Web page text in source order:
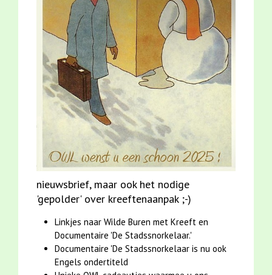
nieuwsbrief, maar ook het nodige
'gepolder' over kreeftenaanpak ;-)
Linkjes naar Wilde Buren met Kreeft en
Documentaire 'De Stadssnorkelaar.'
Documentaire 'De Stadssnorkelaar is nu ook
Engels ondertiteld